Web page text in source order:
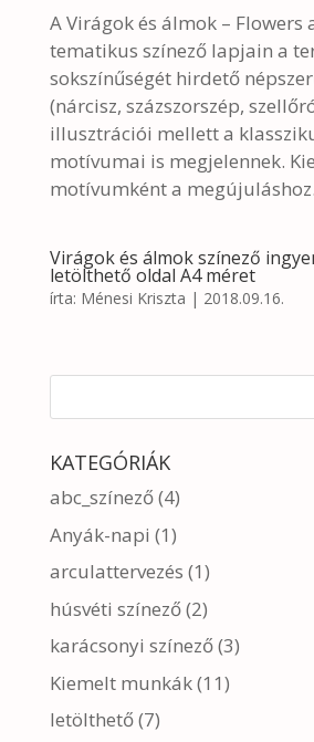
A Virágok és álmok – Flowers
tematikus színező lapjain a
sokszínűségét hirdető
(nárcisz, százszorszép,
illusztrációi mellett a
motívumai is megjelennek.
motívumként a
Virágok és álmok színező
letölthető oldal A4 méret
írta: Ménesi Kriszta | 2018.09.16.
KATEGÓRIÁK
abc_színező(4)
Anyák-napi (1)
arculattervezés (1)
húsvéti színező(2)
karácsonyi színező(3)
Kiemelt munkák(11)
letölthető(7)